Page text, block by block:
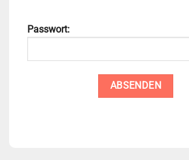
Passwort: